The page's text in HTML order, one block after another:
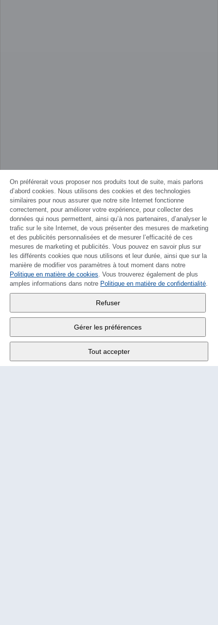
DEUTSCH
Fabrikstrasse 10, 3176 Neuenegg
Lu - Ve 9:00 - 12:00 h
Tél. +4131 377 21 11
On préférerait vous proposer nos produits tout de suite, mais parlons
d’abord cookies. Nous utilisons des cookies et des technologies
similaires pour nous assurer que notre site Internet fonctionne
correctement, pour améliorer votre expérience, pour collecter des
données qui nous permettent, ainsi qu’à nos partenaires, d’analyser le
trafic sur le site Internet, de vous présenter des mesures de marketing
et des publicités personnalisées et de mesurer l’efficacité de ces
mesures de marketing et publicités. Vous pouvez en savoir plus sur
les différents cookies que nous utilisons et leur durée, ainsi que sur la
manière de modifier vos paramètres à tout moment dans notre
Politique en matière de cookies. Vous trouverez également de plus
amples informations dans notre Politique en matière de confidentialité.
Refuser
Gérer les préférences
Tout accepter